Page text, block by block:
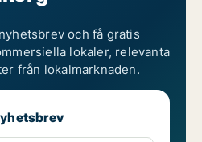
och få gratis
lokaler, relevanta
från lokalmarknaden.